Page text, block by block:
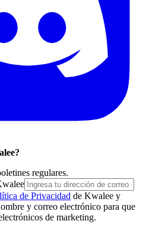
regulares.
de Privacidad de Kwalee y
y correo electrónico para que
de marketing.